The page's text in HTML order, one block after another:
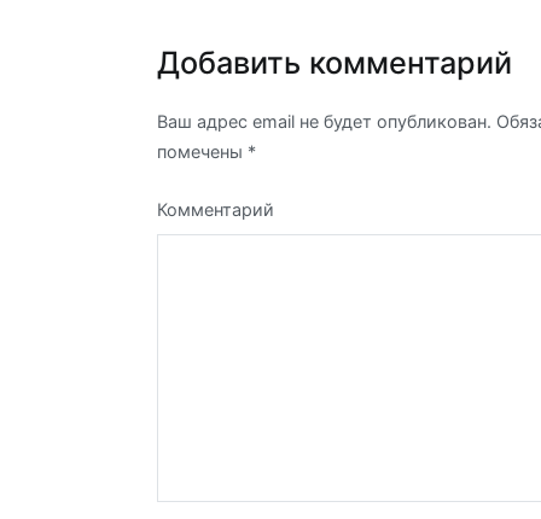
Добавить комментарий
Ваш адрес email не будет опубликован.
помечены *
Комментарий